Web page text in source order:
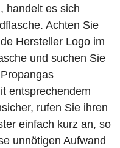
handelt es sich
Achten Sie
Hersteller Logo im
und suchen Sie
entsprechendem
rufen Sie ihren
einfach kurz an, so
unnötigen Aufwand